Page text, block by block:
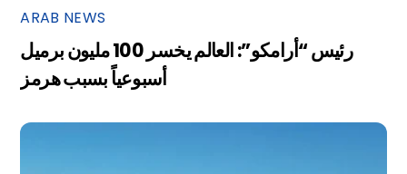
ARAB NEWS
رئيس “أرامكو”: العالم يخسر 100 مليون برميل
أسبوعياً بسبب هرمز